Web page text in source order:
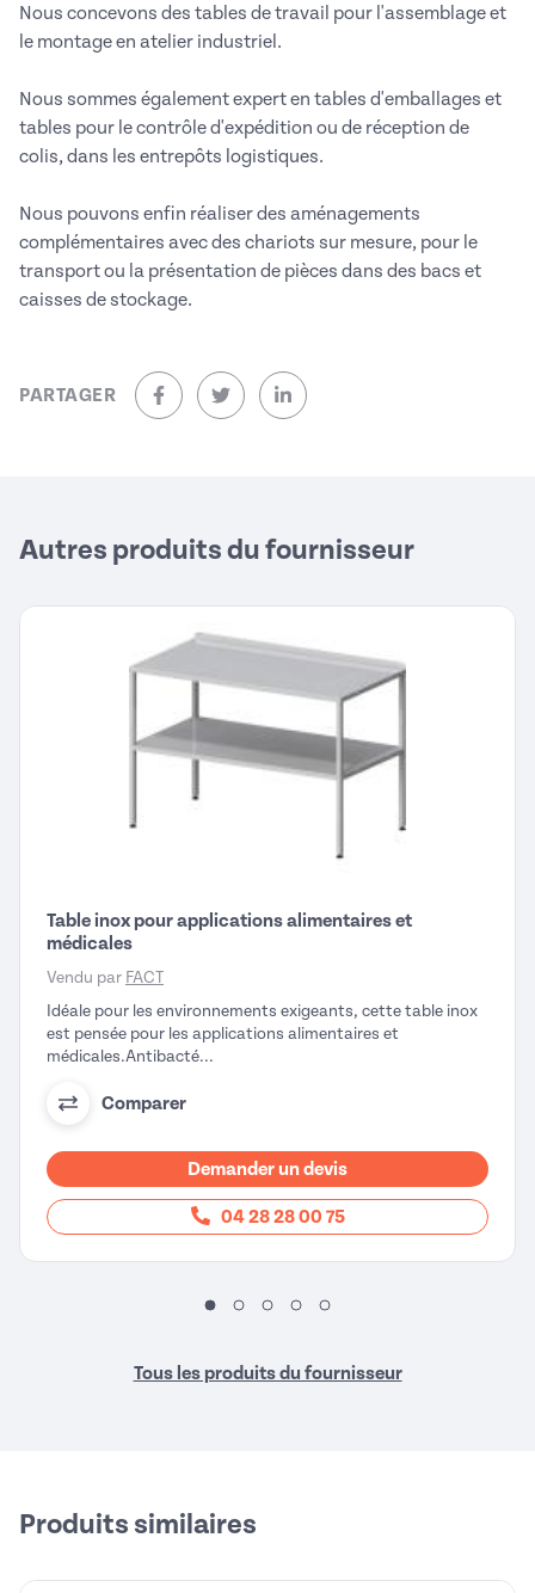
Nous concevons des tables de travail pour l'assemblage et
le montage en atelier industriel.
Nous sommes également expert en tables d'emballages et
tables pour le contrôle d'expédition ou de réception de
colis, dans les entrepôts logistiques.
Nous pouvons enfin réaliser des aménagements
complémentaires avec des chariots sur mesure, pour le
transport ou la présentation de pièces dans des bacs et
caisses de stockage.
PARTAGER
sur Facebook (nouvelle fenêtre)
sur Twitter (nouvelle fenêtre)
sur Linkedin (nouvelle fenêtre)
Autres produits du fournisseur
Table inox pour applications alimentaires et
médicales
Vendu par FACT
Idéale pour les environnements exigeants, cette table inox
est pensée pour les applications alimentaires et
médicales.Antibacté...
Comparer
Demander un devis
04 28 28 00 75
Tous les produits du fournisseur
Produits similaires